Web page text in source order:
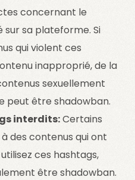
concernant le
sur sa plateforme. Si
qui violent ces
inapproprié, de la
sexuellement
peut être shadowban.
interdits:Certains
des contenus qui ont
ces hashtags,
être shadowban.